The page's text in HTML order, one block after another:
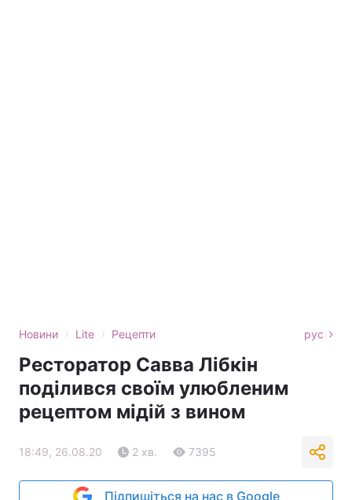
Новини › Lite › Рецепти рус
Ресторатор Савва Лібкін
поділився своїм улюбленим
рецептом мідій з вином
18:49, 26.08.20 2 хв. 7395
Підпишіться на нас в Google